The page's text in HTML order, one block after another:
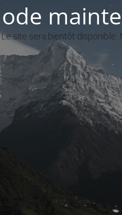
Le site sera bientôt